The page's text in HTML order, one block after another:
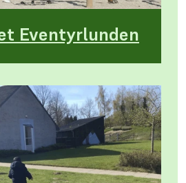
Eventyrlunden